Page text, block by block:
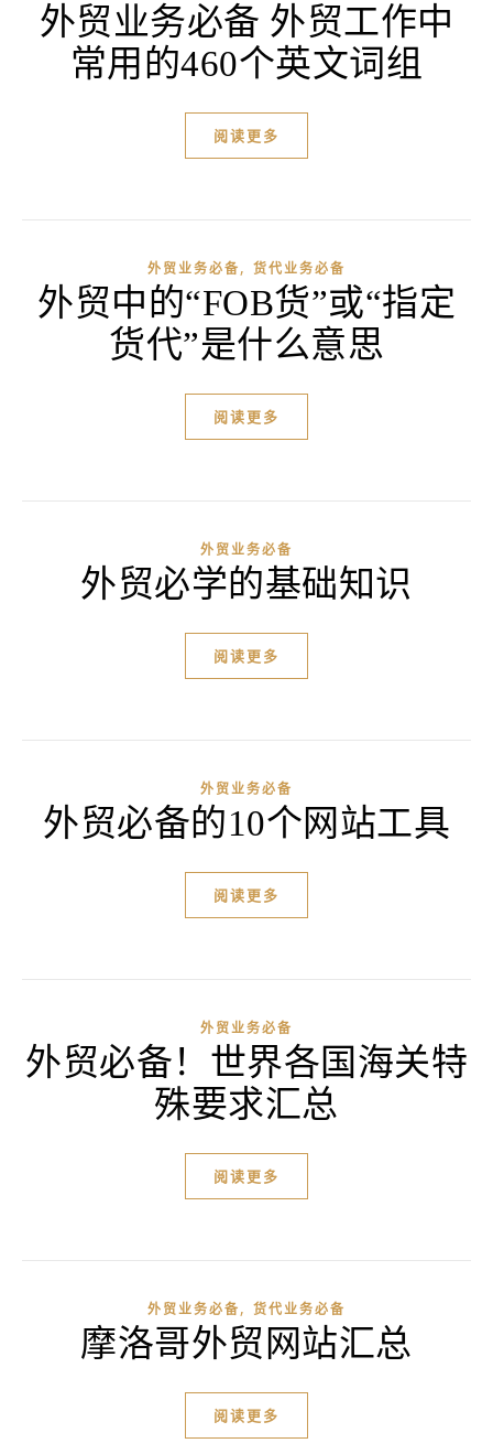
外贸业务必备 外贸工作中
常用的460个英文词组
阅读更多
外贸业务必备, 货代业务必备
外贸中的“FOB货”或“指定
货代”是什么意思
阅读更多
外贸业务必备
外贸必学的基础知识
阅读更多
外贸业务必备
外贸必备的10个网站工具
阅读更多
外贸业务必备
外贸必备！世界各国海关特
殊要求汇总
阅读更多
外贸业务必备, 货代业务必备
摩洛哥外贸网站汇总
阅读更多